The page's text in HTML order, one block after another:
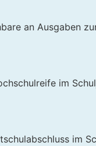
an Ausgaben
im
im